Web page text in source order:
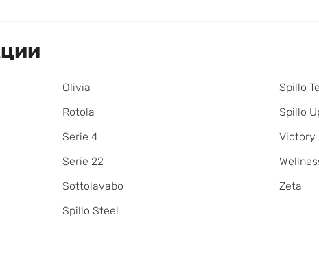
Olivia
Rotola
Serie 4
Serie 22
Sottolavabo
Spillo Steel
Spillo
Spillo
Victory
Zeta